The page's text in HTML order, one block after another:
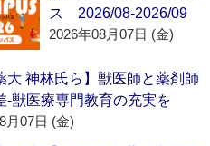
ス 2026/08-2026/09
2026年08月07日 (金)
大 神林氏ら】獣医師と薬剤師
‐獣医療専門教育の充実を
月07日 (金)